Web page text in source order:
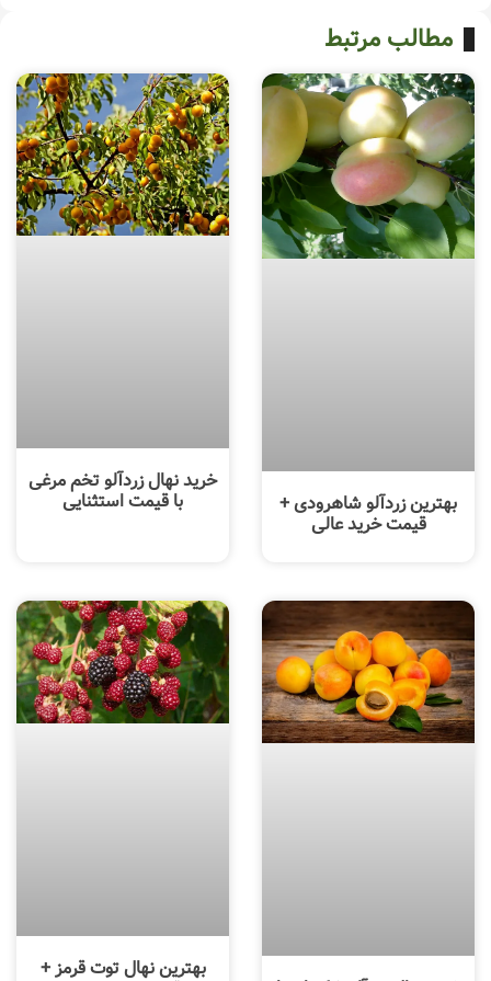
مطالب مرتبط
بهترین زردآلو شاهرودی +
قیمت خرید عالی
خرید نهال زردآلو تخم مرغی
با قیمت استثنایی
بهترین نهال توت قرمز +